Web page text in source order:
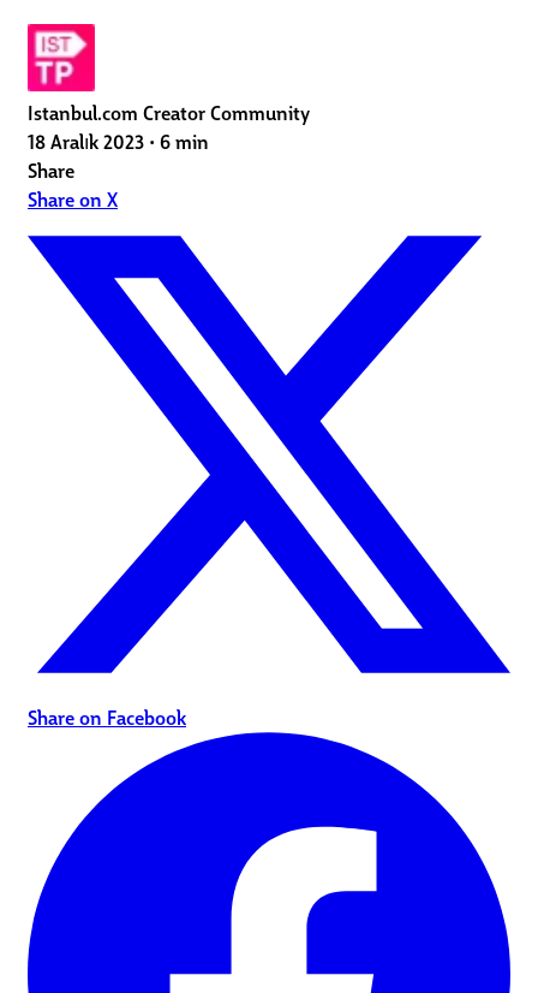
Istanbul.com Creator Community
18 Aralık 2023 • 6 min
Share
Share on X
Share on Facebook